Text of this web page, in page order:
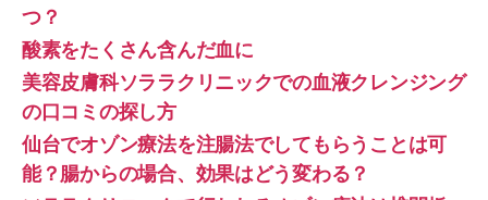
つ？
酸素をたくさん含んだ血に
美容皮膚科ソララクリニックでの血液クレンジング
の口コミの探し方
仙台でオゾン療法を注腸法でしてもらうことは可
能？腸からの場合、効果はどう変わる？